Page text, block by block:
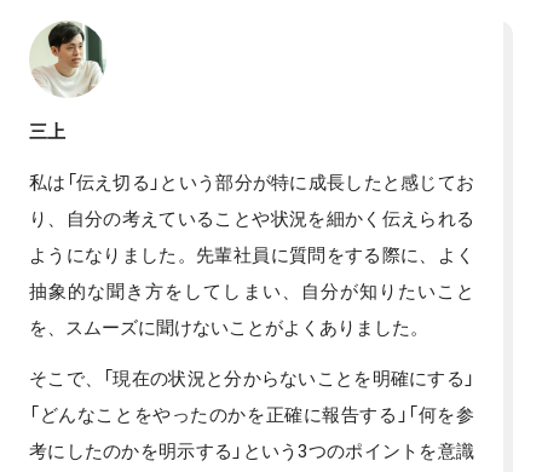
三上
私は「伝え切る」という部分が特に成長したと感じてお
り、自分の考えていることや状況を細かく伝えられる
ようになりました。先輩社員に質問をする際に、よく
抽象的な聞き方をしてしまい、自分が知りたいこと
を、スムーズに聞けないことがよくありました。
そこで、「現在の状況と分からないことを明確にする」
「どんなことをやったのかを正確に報告する」「何を参
考にしたのかを明示する」という3つのポイントを意識